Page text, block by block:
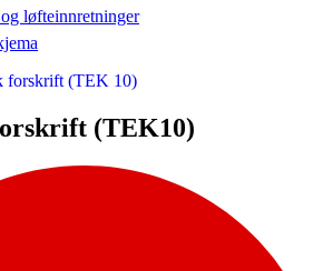
løfteinnretninger
forskrift (TEK 10)
(TEK10)